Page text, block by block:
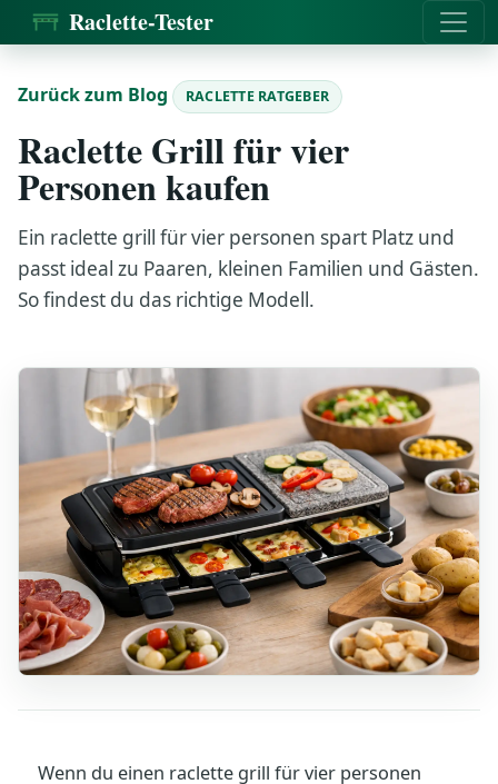
Raclette-Tester
Zurück zum Blog RACLETTE RATGEBER
Raclette Grill für vier
Personen kaufen
Ein raclette grill für vier personen spart Platz und
passt ideal zu Paaren, kleinen Familien und Gästen.
So findest du das richtige Modell.
Wenn du einen raclette grill für vier personen